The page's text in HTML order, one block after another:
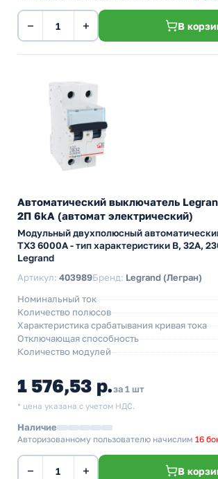
− + В
Автоматический выключатель
2П 6kA (автомат электрический)
Модульный двухполюсный
TX3 6000А - тип характеристики B, 32А,
Legrand
Артикул: 403989Бренд: Legrand (Легран)
Номинальный ток
Количество полюсов
Характеристика срабатывания кривая тока
Отключающая способность
Количество модулей
1 576,53 р.за 1 шт
* цена указана с учетом НДС.
Наличие
Авторизованному пользователю начислим 16
− + В